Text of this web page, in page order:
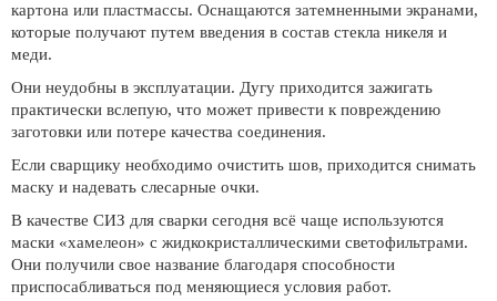
картона или пластмассы. Оснащаются затемненными экранами,
которые получают путем введения в состав стекла никеля и
меди.
Они неудобны в эксплуатации. Дугу приходится зажигать
практически вслепую, что может привести к повреждению
заготовки или потере качества соединения.
Если сварщику необходимо очистить шов, приходится снимать
маску и надевать слесарные очки.
В качестве СИЗ для сварки сегодня всё чаще используются
маски «хамелеон» с жидкокристаллическими светофильтрами.
Они получили свое название благодаря способности
приспосабливаться под меняющиеся условия работ.